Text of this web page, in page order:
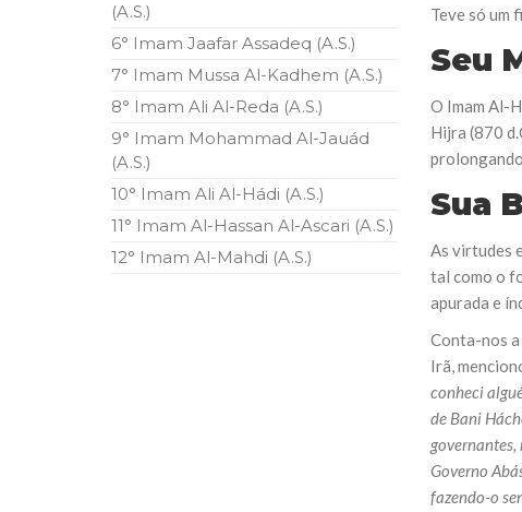
(A.S.)
6° Imam Jaafar Assadeq (A.S.)
7° Imam Mussa Al-Kadhem (A.S.)
8° Imam Ali Al-Reda (A.S.)
9° Imam Mohammad Al-Jauád
(A.S.)
10° Imam Ali Al-Hádi (A.S.)
11° Imam Al-Hassan Al-Ascari (A.S.)
12° Imam Al-Mahdi (A.S.)
Teve só um
Seu
O Imam Al-
Hijra (870
Sua
As virtudes
tal como o
apurada e
Conta-nos
Irã,
conheci
de Bani
Governo
fazendo-o